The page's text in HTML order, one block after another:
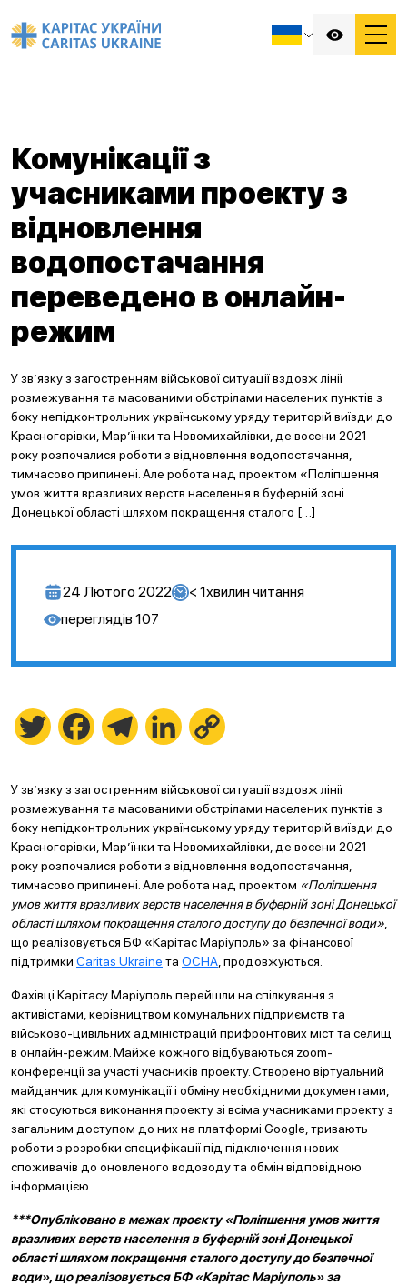
Комунікації з
учасниками проекту з
відновлення
водопостачання
переведено в онлайн-
режим
У зв’язку з загостренням військової ситуації вздовж лінії
розмежування та масованими обстрілами населених пунктів з
боку непідконтрольних українському уряду територій виїзди до
Красногорівки, Мар’їнки та Новомихайлівки, де восени 2021
року розпочалися роботи з відновлення водопостачання,
тимчасово припинені. Але робота над проектом «Поліпшення
умов життя вразливих верств населення в буферній зоні
Донецької області шляхом покращення сталого […]
24 Лютого 2022 < 1хвилин читання
переглядів 107
Twitter FacebookTelegramLinkedIn
У зв’язку з загостренням військової ситуації вздовж лінії
розмежування та масованими обстрілами населених пунктів з
боку непідконтрольних українському уряду територій виїзди до
Красногорівки, Мар’їнки та Новомихайлівки, де восени 2021
року розпочалися роботи з відновлення водопостачання,
тимчасово припинені. Але робота над проектом «Поліпшення
умов життя вразливих верств населення в буферній зоні Донецької
області шляхом покращення сталого доступу до безпечної води»
що реалізовується БФ «Карітас Маріуполь» за фінансової
підтримки Caritas Ukraine та ОСНА , продовжуються.
Фахівці Карітасу Маріуполь перейшли на спілкування з
активістами, керівництвом комунальних підприємств та
військово-цивільних адміністрацій прифронтових міст та селищ
в онлайн-режим. Майже кожного відбуваються zoom-
конференції за участі учасників проекту. Створено віртуальний
майданчик для комунікації і обміну необхідними документами,
які стосуються виконання проекту зі всіма учасниками проекту з
загальним доступом до них на платформі Google, тривають
роботи з розробки специфікації під підключення нових
споживачів до оновленого водоводу та обмін відповідною
інформацією.
***Опубліковано в межах проєкту «Поліпшення умов життя
вразливих верств населення в буферній зоні Донецької
області шляхом покращення сталого доступу до безпечної
води», що реалізовується БФ «Карітас Маріуполь» за